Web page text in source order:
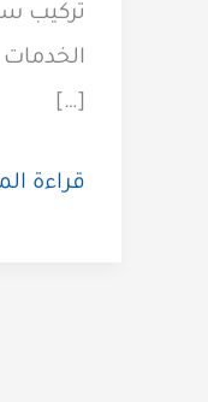
تركيب
[…]
فني
قراءة